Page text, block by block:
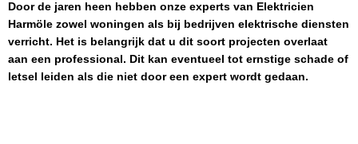
Door de jaren heen hebben onze experts van Elektricien
Harmöle zowel woningen als bij bedrijven elektrische diensten
verricht. Het is belangrijk dat u dit soort projecten overlaat
aan een professional. Dit kan eventueel tot ernstige schade of
letsel leiden als die niet door een expert wordt gedaan.